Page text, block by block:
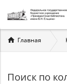
Вы
здесь
Главная
Поиск по